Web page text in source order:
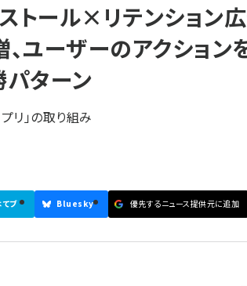
トール×リテンション
ユーザーのアクション
ターン
リ」の取り組み
てブ Bluesky 優先するニュース提供元に追加